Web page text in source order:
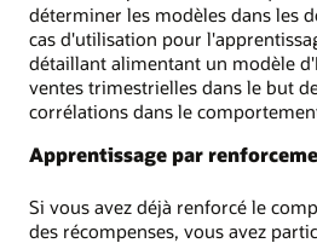
déterminer les modèles dans les
cas d'utilisation pour
détaillant alimentant un modèle
ventes trimestrielles dans le but
corrélations dans le
Apprentissage par
Si vous avez déjà renforcé le
des récompenses, vous avez